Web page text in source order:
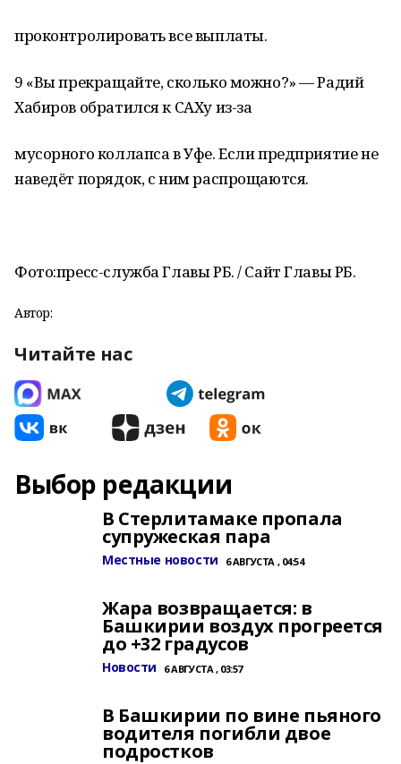
проконтролировать все выплаты.
9 «Вы прекращайте, сколько можно?» — Радий
Хабиров обратился к САХу из-за
мусорного коллапса в Уфе. Если предприятие не
наведёт порядок, с ним распрощаются.
Фото:пресс-служба Главы РБ. / Сайт Главы РБ.
Автор:
Читайте нас
Выбор редакции
В Стерлитамаке пропала
супружеская пара
Местные новости 6 АВГУСТА , 04:54
Жара возвращается: в
Башкирии воздух прогреется
до +32 градусов
Новости 6 АВГУСТА , 03:57
В Башкирии по вине пьяного
водителя погибли двое
подростков